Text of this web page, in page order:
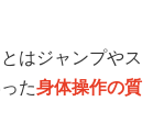
はジャンプやス
た身体操作の質